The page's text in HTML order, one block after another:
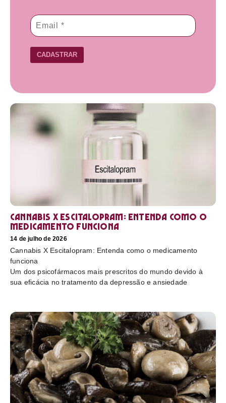
CADASTRAR
Cannabis X Escitalopram: Entenda como o
medicamento funciona
14 de julho de 2026
Cannabis X Escitalopram: Entenda como o medicamento
funciona
Um dos psicofármacos mais prescritos do mundo devido à
sua eficácia no tratamento da depressão e ansiedade